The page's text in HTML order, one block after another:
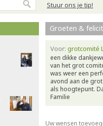
Stuur ons je tip!
Groeten &
Voor: grotcomité
een dikke
van het grot
was weer een
avond aan de
als hoogtepunt.
Familie
Uw wensen